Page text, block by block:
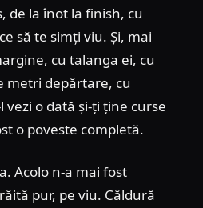
de la înot la finish, cu
să te simți viu. Și, mai
cu talanga ei, cu
metri depărtare, cu
vezi o dată și-ți ține curse
o poveste completă.
Acolo n-a mai fost
pur, pe viu. Căldură